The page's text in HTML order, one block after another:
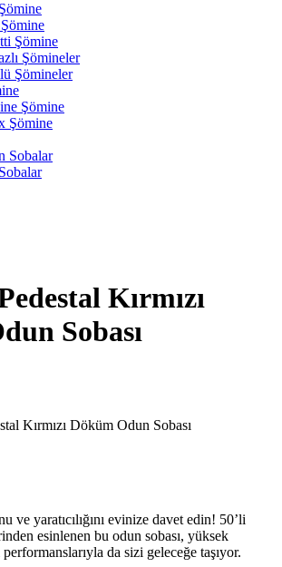
Şömine
Şömineler
Şömineler
Şömine
Şömine
Sobalar
Kırmızı
Sobası
Kırmızı Döküm Odun Sobası
ve yaratıcılığını evinize davet edin! 50’li
esinlenen bu odun sobası, yüksek
da sizi geleceğe taşıyor.